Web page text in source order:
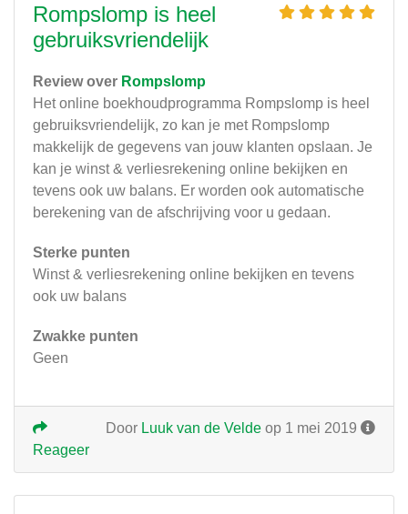
Rompslomp is heel
gebruiksvriendelijk
Review over Rompslomp
Het online boekhoudprogramma Rompslomp is heel
gebruiksvriendelijk, zo kan je met Rompslomp
makkelijk de gegevens van jouw klanten opslaan. Je
kan je winst & verliesrekening online bekijken en
tevens ook uw balans. Er worden ook automatische
berekening van de afschrijving voor u gedaan.
Sterke punten
Winst & verliesrekening online bekijken en tevens
ook uw balans
Zwakke punten
Geen
Door Luuk van de Velde op 1 mei 2019
Reageer